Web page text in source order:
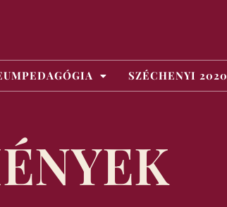
SZÉCHENYI 2020